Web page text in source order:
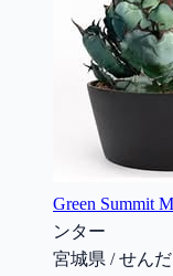
Green Summit
ンター
宮城県 / せん